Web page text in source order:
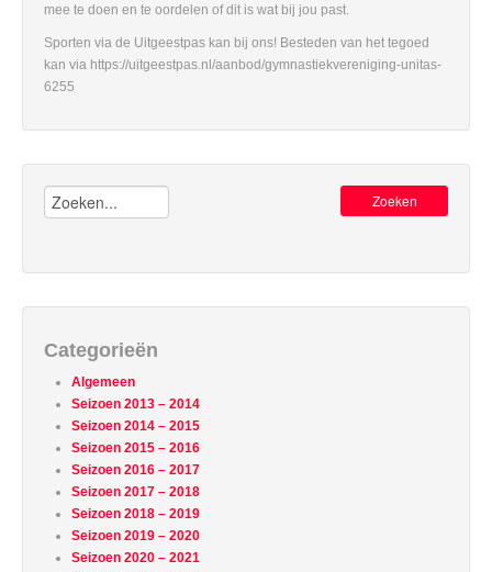
mee te doen en te oordelen of dit is wat bij jou past.
Sporten via de Uitgeestpas kan bij ons! Besteden van het tegoed
kan via https://uitgeestpas.nl/aanbod/gymnastiekvereniging-unitas-
6255
Zoeken:
Categorieën
Algemeen
Seizoen 2013 – 2014
Seizoen 2014 – 2015
Seizoen 2015 – 2016
Seizoen 2016 – 2017
Seizoen 2017 – 2018
Seizoen 2018 – 2019
Seizoen 2019 – 2020
Seizoen 2020 – 2021